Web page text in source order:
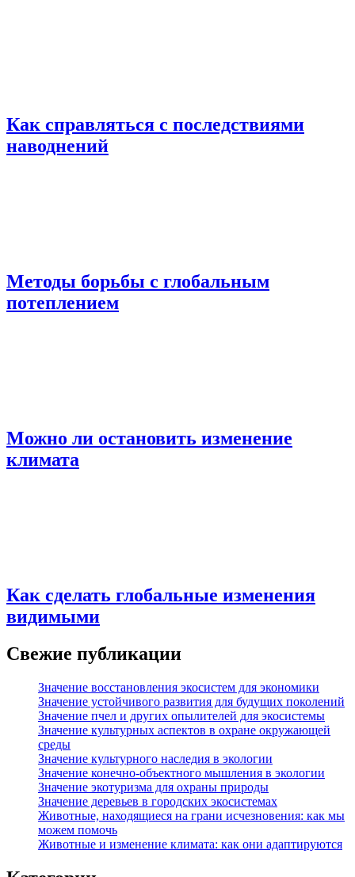
Как справляться с последствиями
наводнений
Методы борьбы с глобальным
потеплением
Можно ли остановить изменение
климата
Как сделать глобальные изменения
видимыми
Свежие публикации
Значение восстановления экосистем для экономики
Значение устойчивого развития для будущих поколений
Значение пчел и других опылителей для экосистемы
Значение культурных аспектов в охране окружающей
среды
Значение культурного наследия в экологии
Значение конечно-объектного мышления в экологии
Значение экотуризма для охраны природы
Значение деревьев в городских экосистемах
Животные, находящиеся на грани исчезновения: как мы
можем помочь
Животные и изменение климата: как они адаптируются